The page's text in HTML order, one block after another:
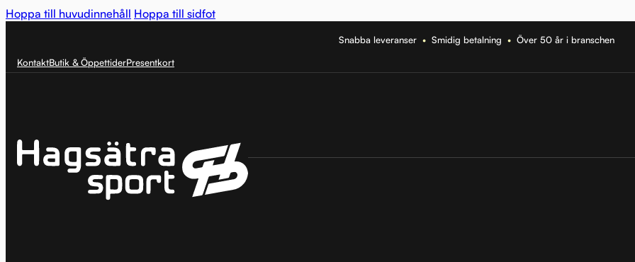
Hoppa till huvudinnehåll Hoppa till sidfot
Snabba leveranser •Smidig betalning •Över 50 år i branschen
KontaktButik & ÖppettiderPresentkort